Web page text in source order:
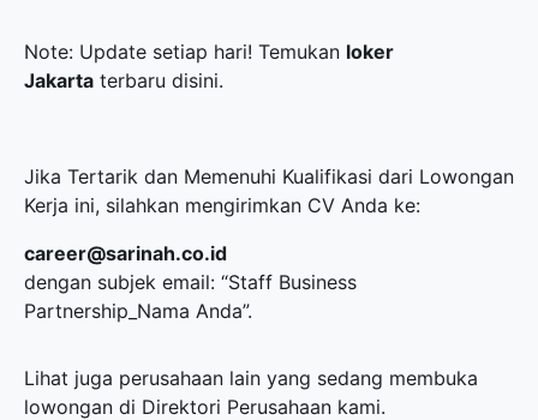
Note: Update setiap hari! Temukan loker
Jakarta terbaru disini.
Jika Tertarik dan Memenuhi Kualifikasi dari Lowongan
Kerja ini, silahkan mengirimkan CV Anda ke:
career@sarinah.co.id
dengan subjek email: “Staff Business
Partnership_Nama Anda”.
Lihat juga perusahaan lain yang sedang membuka
lowongan di Direktori Perusahaan kami.